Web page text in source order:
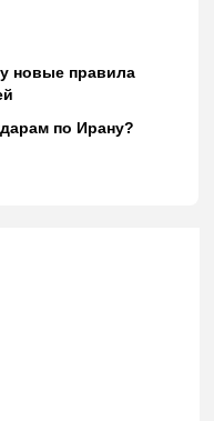
новые правила
по Ирану?